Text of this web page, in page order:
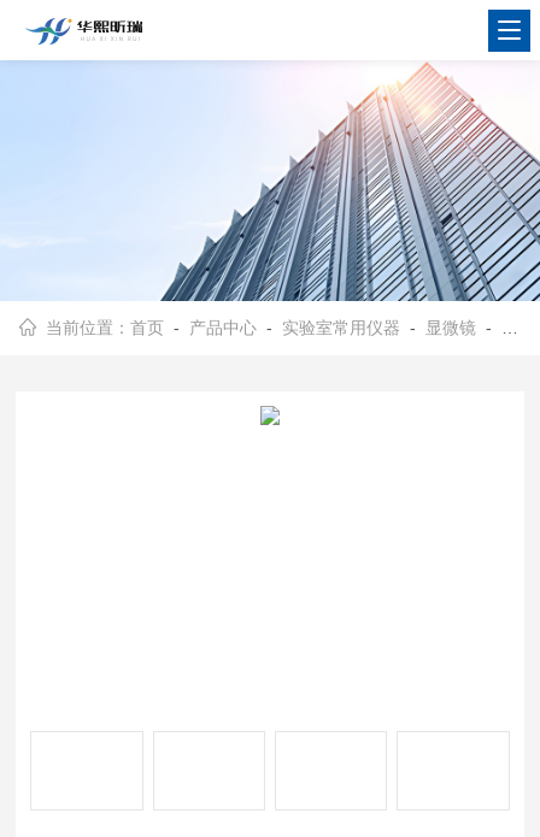
当前位置：首页 - 产品中心 - 实验室常用仪器 - 显微镜 - TL2700A体式双目显微镜 采用明场阿贝聚光镜